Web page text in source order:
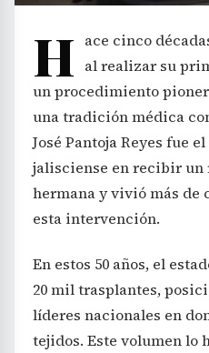
H ace cinco
al realizar su
un procedimiento
una tradición médica
José Pantoja Reyes fue
jalisciense en recibir un
hermana y vivió más de
esta intervención.
En estos 50 años, el
20 mil trasplantes,
líderes nacionales en
tejidos. Este volumen lo